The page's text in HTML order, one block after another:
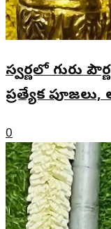
స్వర్ణలో గురు
ప్రత్యేక
0